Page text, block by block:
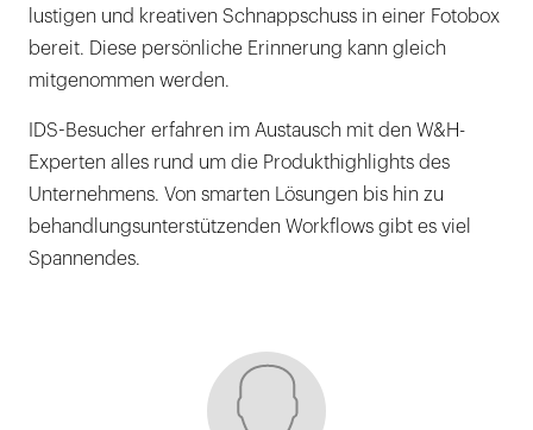
lustigen und kreativen Schnappschuss in einer Fotobox
bereit. Diese persönliche Erinnerung kann gleich
mitgenommen werden.
IDS-Besucher erfahren im Austausch mit den W&H-
Experten alles rund um die Produkthighlights des
Unternehmens. Von smarten Lösungen bis hin zu
behandlungsunterstützenden Workflows gibt es viel
Spannendes.